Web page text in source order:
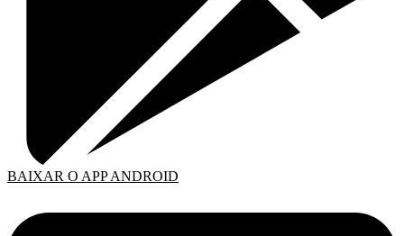
BAIXAR O APP ANDROID